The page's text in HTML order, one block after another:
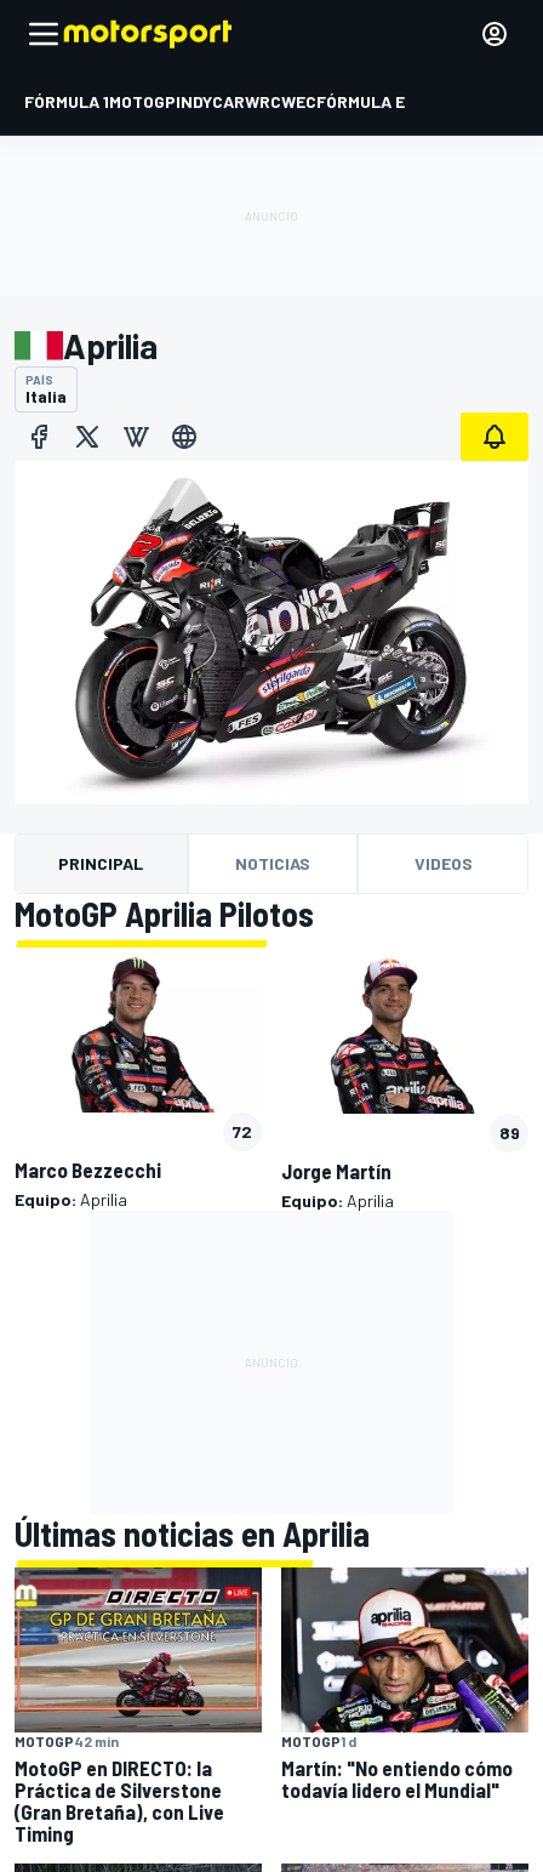
FÓRMULA 1MOTOGPINDYCARWRCWECFÓRMULA E
Aprilia
PAÍS
Italia
PRINCIPAL NOTICIAS VIDEOS
MotoGP Aprilia Pilotos
72
Marco Bezzecchi
Equipo: Aprilia
89
Jorge Martín
Equipo: Aprilia
Últimas noticias en Aprilia
MOTOGP42 min
MotoGP en DIRECTO: la
Práctica de Silverstone
(Gran Bretaña), con Live
Timing
MOTOGP1 d
Martín: "No entiendo cómo
todavía lidero el Mundial"